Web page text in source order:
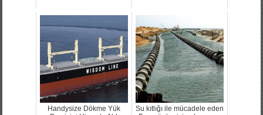
Handysize Dökme Yük
Su kıtlığı ile mücadele eden